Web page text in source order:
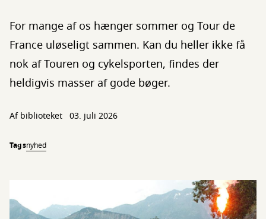
For mange af os hænger sommer og Tour de
France uløseligt sammen. Kan du heller ikke få
nok af Touren og cykelsporten, findes der
heldigvis masser af gode bøger.
Af biblioteket 03. juli 2026
Tagsnyhed